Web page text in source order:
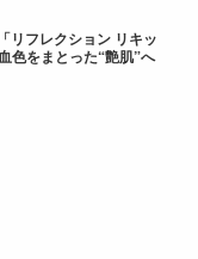
リフレクション リキッ
色をまとった“艶肌”へ